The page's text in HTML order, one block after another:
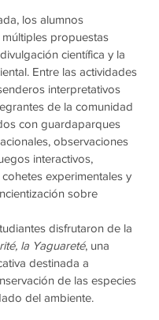
los alumnos
propuestas
científica y la
Entre las actividades
interpretativos
de la comunidad
con guardaparques
observaciones
interactivos,
experimentales y
sobre
disfrutaron de la
la Yaguareté, una
destinada a
de las especies
del ambiente.